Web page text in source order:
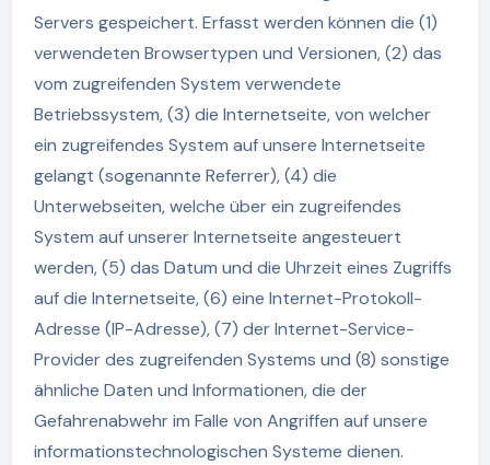
Servers gespeichert. Erfasst werden können die (1)
verwendeten Browsertypen und Versionen, (2) das
vom zugreifenden System verwendete
Betriebssystem, (3) die Internetseite, von welcher
ein zugreifendes System auf unsere Internetseite
gelangt (sogenannte Referrer), (4) die
Unterwebseiten, welche über ein zugreifendes
System auf unserer Internetseite angesteuert
werden, (5) das Datum und die Uhrzeit eines Zugriffs
auf die Internetseite, (6) eine Internet-Protokoll-
Adresse (IP-Adresse), (7) der Internet-Service-
Provider des zugreifenden Systems und (8) sonstige
ähnliche Daten und Informationen, die der
Gefahrenabwehr im Falle von Angriffen auf unsere
informationstechnologischen Systeme dienen.